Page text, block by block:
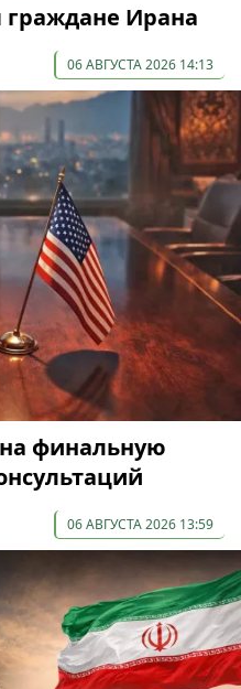
Ирана
06 АВГУСТА 2026 14:13
финальную
06 АВГУСТА 2026 13:59